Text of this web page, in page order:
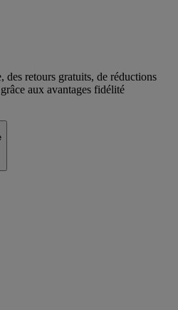
retours gratuits, de réductions
aux avantages fidélité